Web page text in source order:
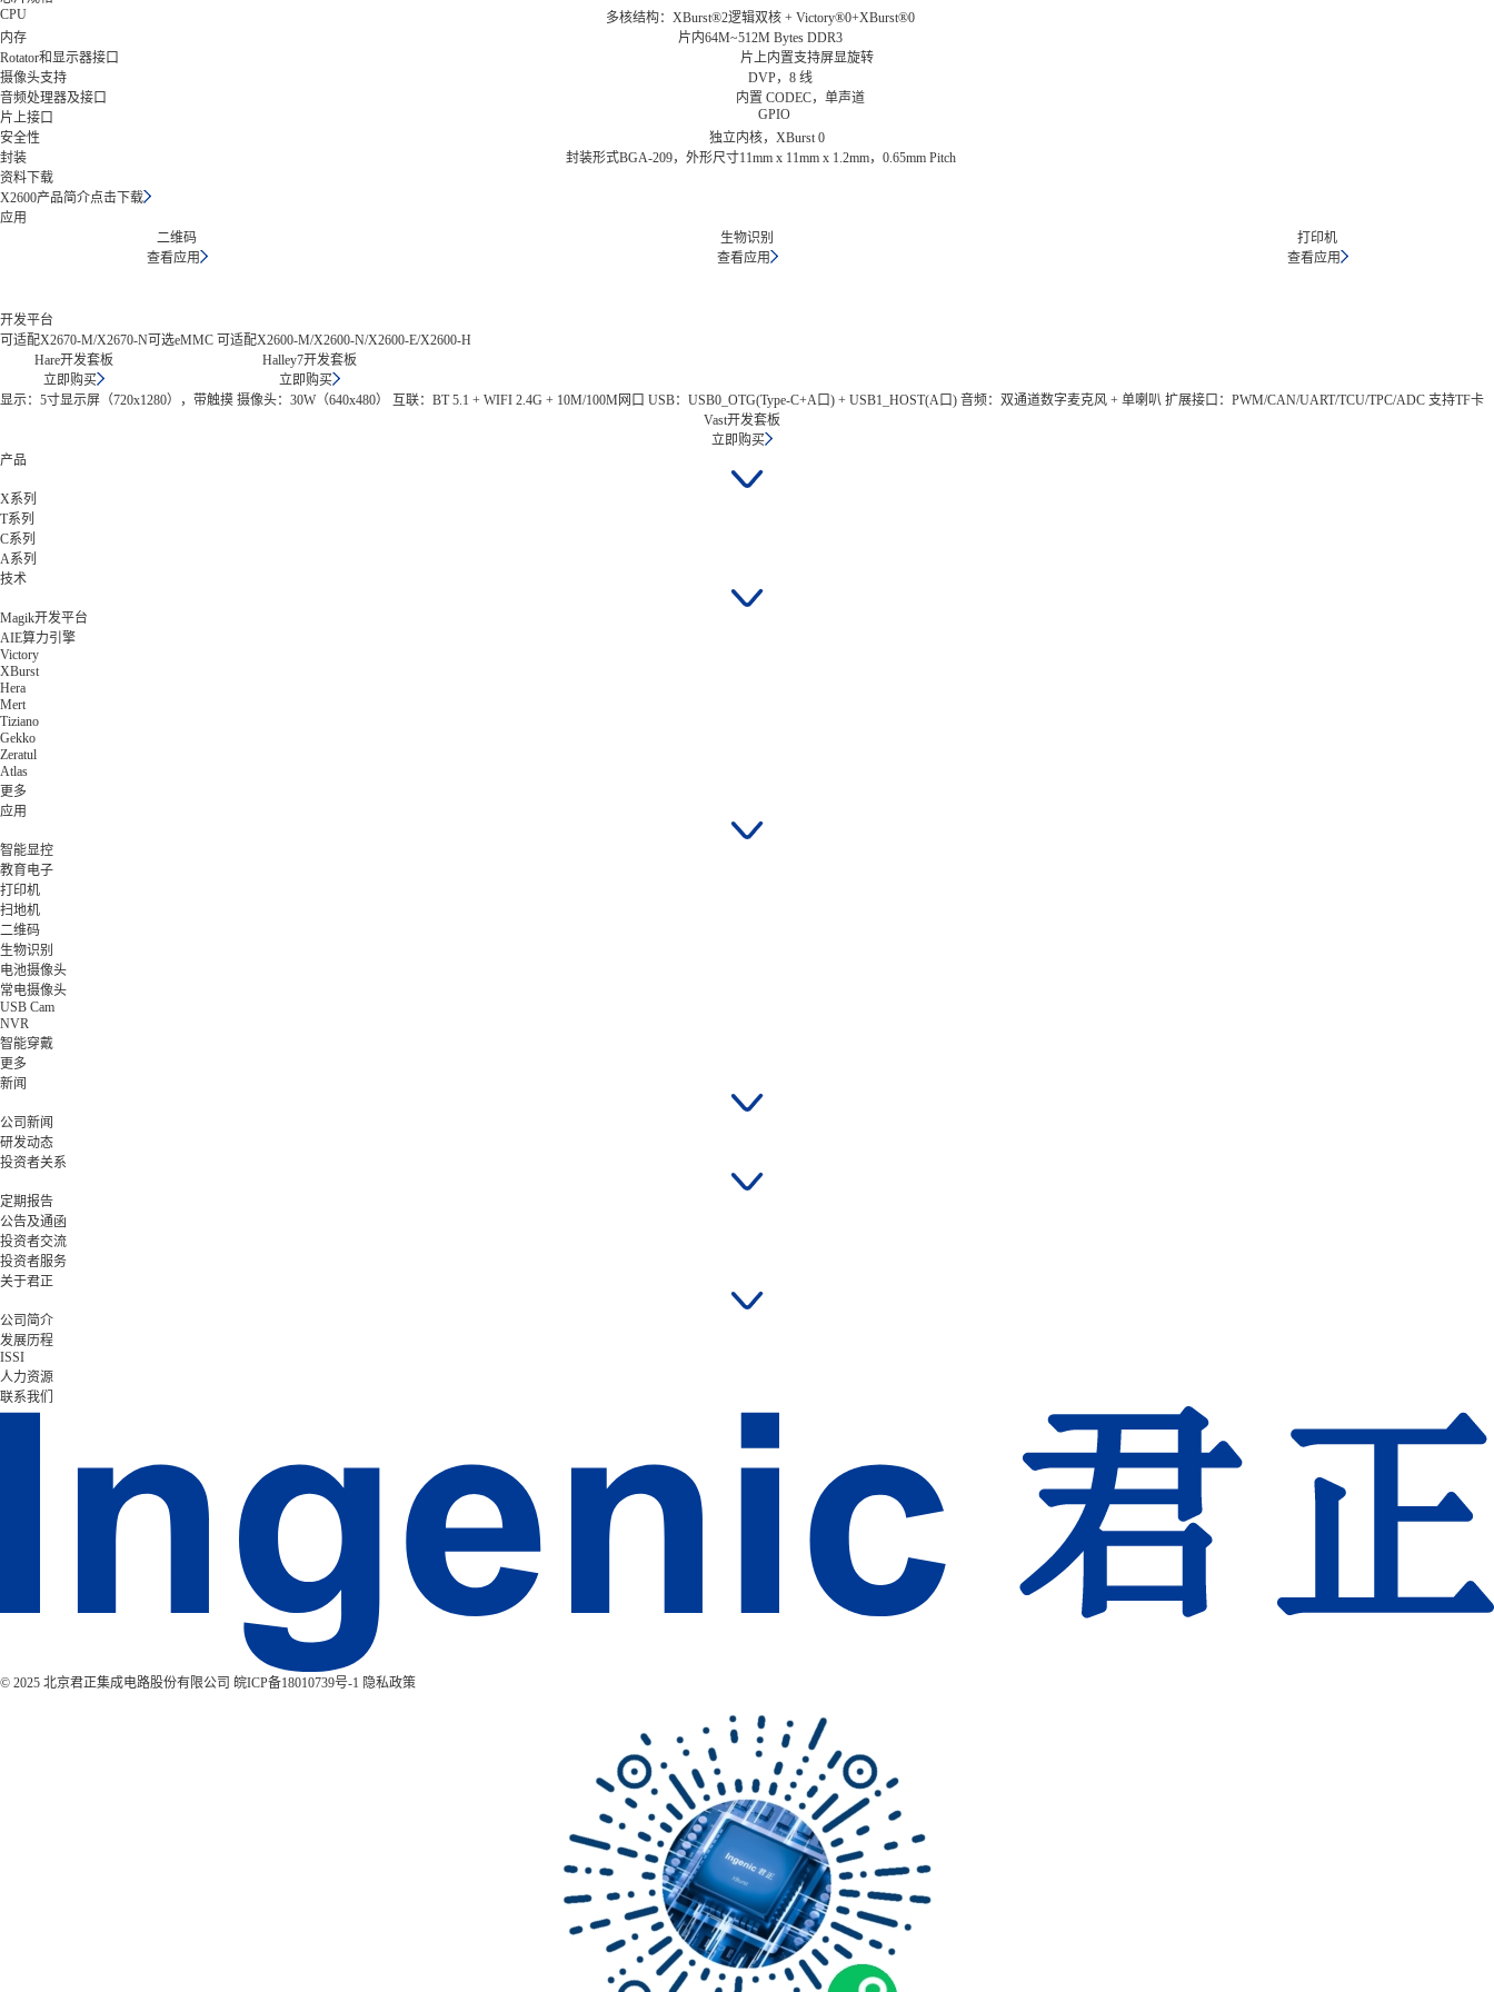
CPU
多核结构：XBurst®2逻辑双核 + Victory®0+XBurst®0
内存
片内64M~512M Bytes DDR3
Rotator和显示器接口
片上内置支持屏显旋转
摄像头支持
DVP，8 线
音频处理器及接口
内置 CODEC，单声道
片上接口
GPIO
安全性
独立内核，XBurst 0
封装
封装形式BGA-209，外形尺寸11mm x 11mm x 1.2mm，0.65mm Pitch
资料下载
X2600产品简介点击下载
应用
二维码
查看应用
生物识别
查看应用
打印机
查看应用
开发平台
可适配X2670-M/X2670-N
Hare开发套板
立即购买
可选eMMC 可适配X2600-M/X2600-N/X2600-E/X2600-H
Halley7开发套板
立即购买
显示：5寸显示屏（720x1280），带触摸 摄像头：30W（640x480） 互联：BT 5.1 + WIFI 2.4G + 10M/100M网口 USB：USB0_OTG(Type-C+A口) + USB1_HOST(A口) 音频：双通道数字麦克风 + 单喇叭 扩展接口：PWM/CAN/UART/TCU/TPC/ADC 支持TF卡
Vast开发套板
立即购买
产品
X系列
T系列
C系列
A系列
技术
Magik开发平台
AIE算力引擎
Victory
XBurst
Hera
Mert
Tiziano
Gekko
Zeratul
Atlas
更多
应用
智能显控
教育电子
打印机
扫地机
二维码
生物识别
电池摄像头
常电摄像头
USB Cam
NVR
智能穿戴
更多
新闻
公司新闻
研发动态
投资者关系
定期报告
公告及通函
投资者交流
投资者服务
关于君正
公司简介
发展历程
ISSI
人力资源
联系我们
© 2025 北京君正集成电路股份有限公司 皖ICP备18010739号-1 隐私政策